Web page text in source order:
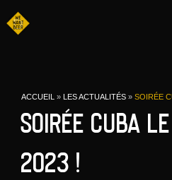
ACCUEIL » LES ACTUALITÉS » SOIRÉE
Soirée Cuba
2023 !